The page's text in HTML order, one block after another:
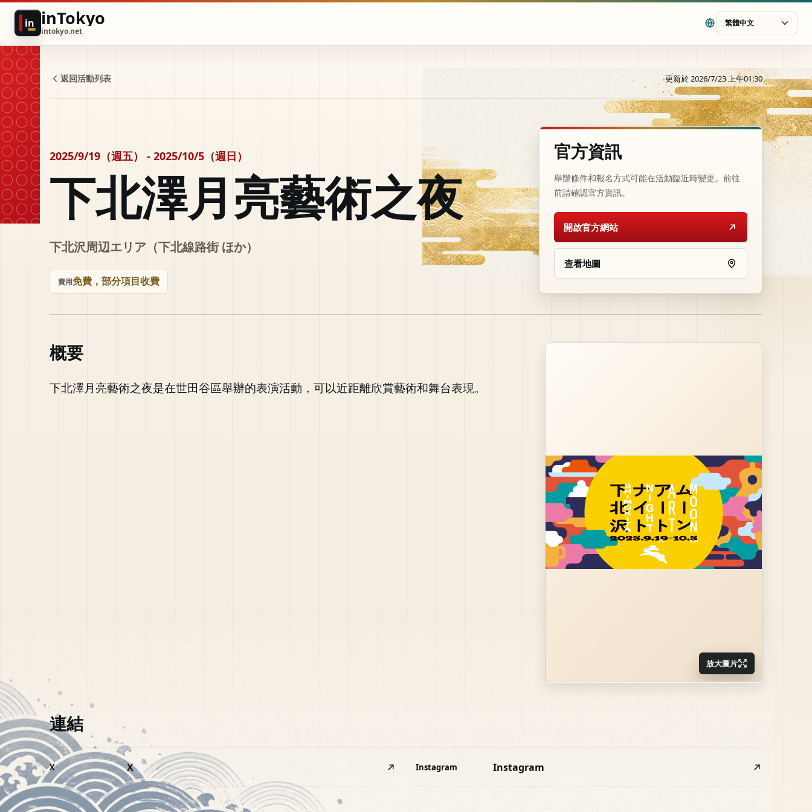
in inTokyo
intokyo.net
繁體中文
返回活動列表 更新於 2026/7/23 上午01:30
2025/9/19（週五） - 2025/10/5（週日）
下北澤月亮藝術之夜
下北沢周辺エリア（下北線路街 ほか）
費用免費，部分項目收費
官方資訊
舉辦條件和報名方式可能在活動臨近時變更。前往
前請確認官方資訊。
開啟官方網站
查看地圖
概要
下北澤月亮藝術之夜是在世田谷區舉辦的表演活動，可以近距離欣賞藝術和舞台表現。
放大圖片
連結
X X Instagram Instagram